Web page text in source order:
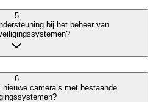
5
bij het beheer van
6
camera’s met bestaande